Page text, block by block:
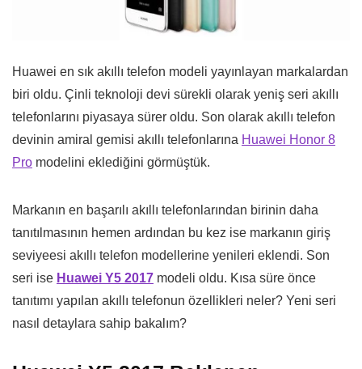
Huawei en sık akıllı telefon modeli yayınlayan markalardan
biri oldu. Çinli teknoloji devi sürekli olarak yeniş seri akıllı
telefonlarını piyasaya sürer oldu. Son olarak akıllı telefon
devinin amiral gemisi akıllı telefonlarına Huawei Honor 8
Pro modelini eklediğini görmüştük.
Markanın en başarılı akıllı telefonlarından birinin daha
tanıtılmasının hemen ardından bu kez ise markanın giriş
seviyeesi akıllı telefon modellerine yenileri eklendi. Son
seri ise Huawei Y5 2017 modeli oldu. Kısa süre önce
tanıtımı yapılan akıllı telefonun özellikleri neler? Yeni seri
nasıl detaylara sahip bakalım?